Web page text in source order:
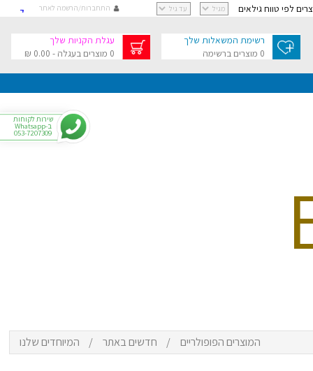
קישור
התחברות/הרשמה לאתר לפי טווח גילאים
עגלת הקניות שלך
0 מוצרים בעגלה - 0.00 ₪
הקניות שלךבסך 0.00 ₪
רשימת המשאלות שלך
0 מוצרים ברשימה
שירות לקוחות
ב-Whatsapp
053-7207309
המוצרים הפופולריים / חדשים באתר / המיוחדים שלנו